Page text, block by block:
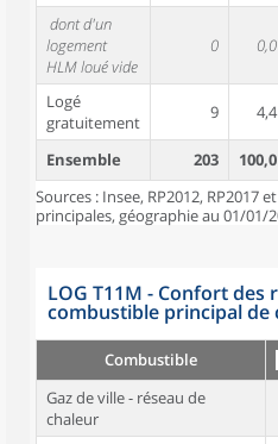
dont d'un
logement
HLM loué vide
0 0,0
Logé
gratuitement
9 4,4
Ensemble 203 100,0
Sources : Insee, RP2012, RP2017
principales, géographie au 01/01/
LOG T11M - Confort des
combustible principal de
Combustible
Gaz de ville - réseau de
chaleur